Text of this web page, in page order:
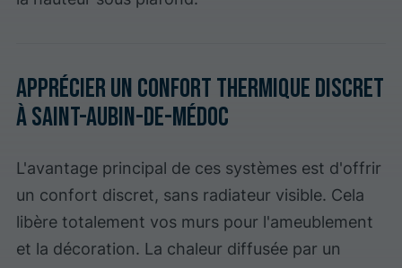
Apprécier un confort thermique discret
à Saint-Aubin-de-Médoc
L'avantage principal de ces systèmes est d'offrir
un confort discret, sans radiateur visible. Cela
libère totalement vos murs pour l'ameublement
et la décoration. La chaleur diffusée par un